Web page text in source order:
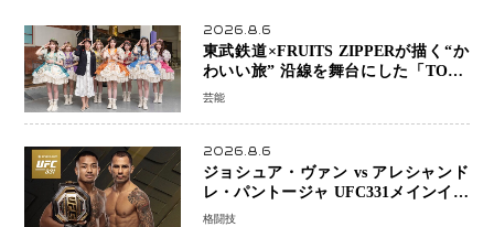
2026.8.6
東武鉄道×FRUITS ZIPPERが描く“か
わいい旅” 沿線を舞台にした「TOBU
KAWAII PROJECT」が開幕
芸能
2026.8.6
ジョシュア・ヴァン vs アレシャンド
レ・パントージャ UFC331メインイベ
ントで再戦決定 「完全決着」に世界
格闘技